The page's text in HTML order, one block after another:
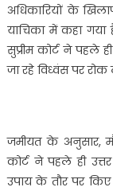
अधिकारियों के
याचिका में कहा गया
सुप्रीम कोर्ट ने पहले
जा रहे विध्वंस पर
जमीयत के अनुसार,
कोर्ट ने पहले ही
उपाय के तौर पर किए